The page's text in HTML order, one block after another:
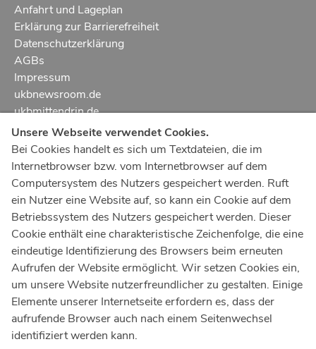
Anfahrt und Lageplan
Erklärung zur Barrierefreiheit
Datenschutzerklärung
AGBs
Impressum
ukbnewsroom.de
ukbmittendrin.de
Notruf112
Ärztlicher Notdienst116 117
Giftnotrufzentrale
Tel: +49 22819240
Notfallzentrum Bonn
Kindernotfallzentrum Bonn
UKB-Telefonzentrale
+49 228287 0
Spenden Sie online an das Universitätsklinikum Bonn
Unsere Webseite verwendet Cookies.
Bei Cookies handelt es sich um Textdateien, die im
Internetbrowser bzw. vom Internetbrowser auf dem
Computersystem des Nutzers gespeichert werden. Ruft
ein Nutzer eine Website auf, so kann ein Cookie auf dem
Betriebssystem des Nutzers gespeichert werden. Dieser
Cookie enthält eine charakteristische Zeichenfolge, die eine
eindeutige Identifizierung des Browsers beim erneuten
Aufrufen der Website ermöglicht. Wir setzen Cookies ein,
um unsere Website nutzerfreundlicher zu gestalten. Einige
Elemente unserer Internetseite erfordern es, dass der
aufrufende Browser auch nach einem Seitenwechsel
identifiziert werden kann.